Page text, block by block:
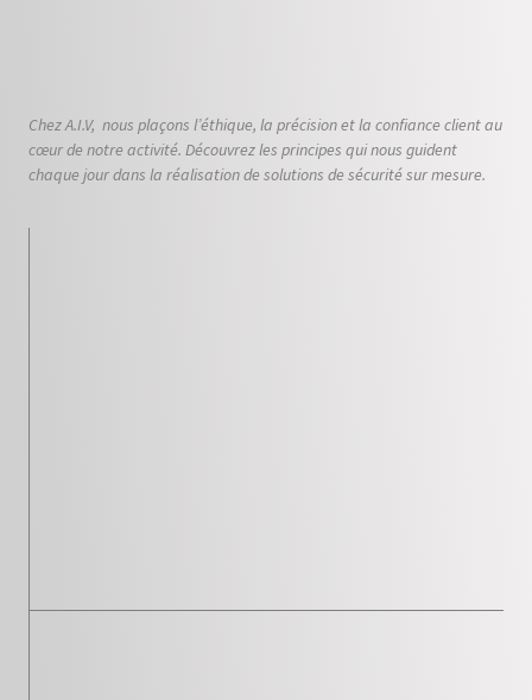
Chez A.I.V, nous plaçons l’éthique, la précision et la confiance client au
cœur de notre activité. Découvrez les principes qui nous guident
chaque jour dans la réalisation de solutions de sécurité sur mesure.